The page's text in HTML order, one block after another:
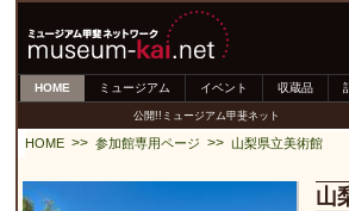
HOME ミュージアム イベント 収蔵品
公開!!ミュージアム甲斐ネット
HOME >> 参加館専用ページ >> 山梨県立美術館
山